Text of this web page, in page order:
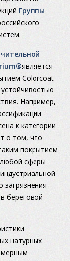
Группы
является
Colorcoat
Например,
к категории
о том, что
покрытием
сферы
загрязнения
береговой
натурных